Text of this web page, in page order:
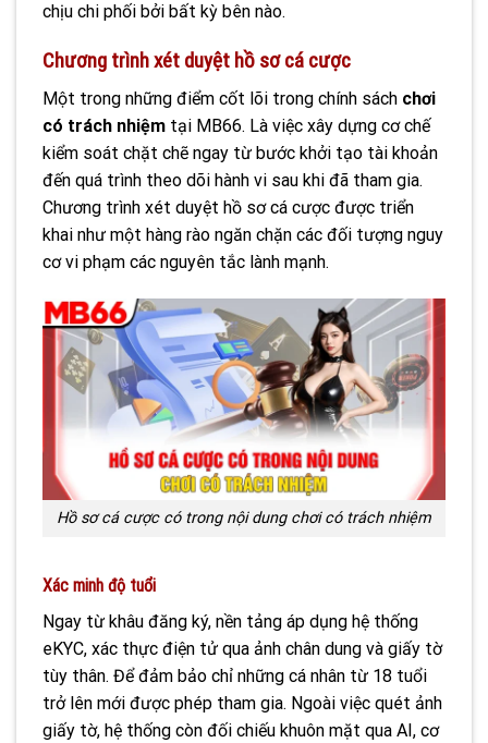
chịu chi phối bởi bất kỳ bên nào.
Chương trình xét duyệt hồ sơ cá cược
Một trong những điểm cốt lõi trong chính sách chơi
có trách nhiệm tại MB66. Là việc xây dựng cơ chế
kiểm soát chặt chẽ ngay từ bước khởi tạo tài khoản
đến quá trình theo dõi hành vi sau khi đã tham gia.
Chương trình xét duyệt hồ sơ cá cược được triển
khai như một hàng rào ngăn chặn các đối tượng nguy
cơ vi phạm các nguyên tắc lành mạnh.
Hồ sơ cá cược có trong nội dung chơi có trách nhiệm
Xác minh độ tuổi
Ngay từ khâu đăng ký, nền tảng áp dụng hệ thống
eKYC, xác thực điện tử qua ảnh chân dung và giấy tờ
tùy thân. Để đảm bảo chỉ những cá nhân từ 18 tuổi
trở lên mới được phép tham gia. Ngoài việc quét ảnh
giấy tờ, hệ thống còn đối chiếu khuôn mặt qua AI, cơ